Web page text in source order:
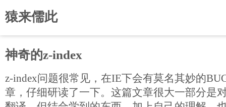
猿来儒此
神奇的z-index
z-index问题很常见，在IE下会有莫名其妙的
章，仔细研读了一下。这篇文章很大一部分是